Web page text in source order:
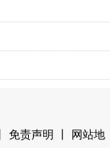
免责声明
网站地